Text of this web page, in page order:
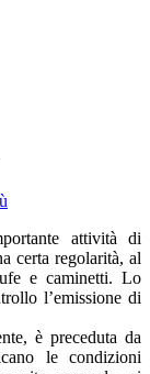
attività di
certa regolarità, al
e caminetti. Lo
l’emissione di
è preceduta da
le condizioni